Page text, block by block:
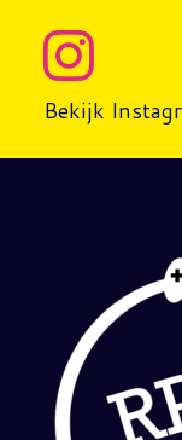
Bekijk